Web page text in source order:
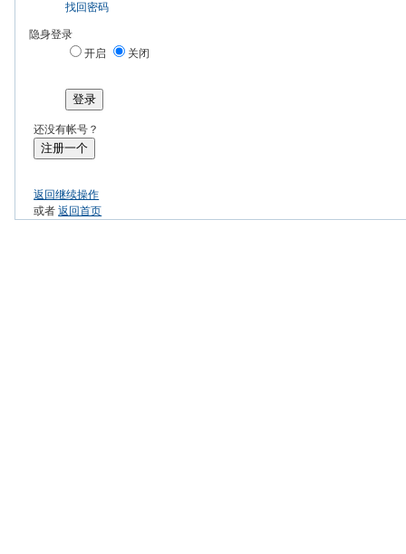
找回密码
隐身登录
开启
关闭
登录
还没有帐号？
注册一个
返回继续操作
或者返回首页